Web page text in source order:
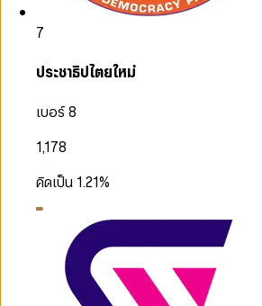
7
ประชาธิปไตยใหม่
เบอร์ 8
1,178
คิดเป็น 1.21%